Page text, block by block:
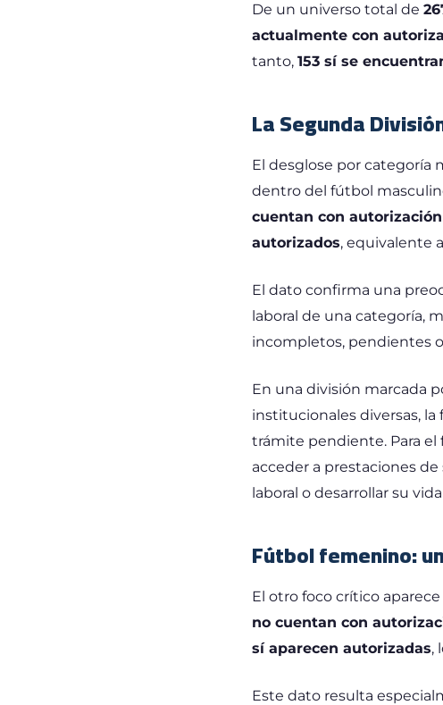
De un universo total de
actualmente con
tanto, 153 sí se
La Segunda
El desglose por categoría
dentro del fútbol
cuentan con
autorizados, equivalente
El dato confirma una
laboral de una categoría,
incompletos, pendientes
En una división marcada
institucionales diversas,
trámite pendiente. Para
acceder a prestaciones
laboral o desarrollar su
Fútbol femenino:
El otro foco crítico aparece
no cuentan con
sí aparecen autorizadas,
Este dato resulta